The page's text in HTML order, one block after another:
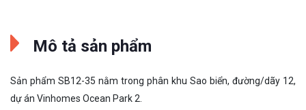
Mô tả sản phẩm
Sản phẩm SB12-35 nằm trong phân khu Sao biển, đường/dãy 12,
dự án Vinhomes Ocean Park 2.